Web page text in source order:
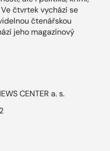
čtvrtek vychází se
čtenářskou
jeho magazínový
CENTER a. s.